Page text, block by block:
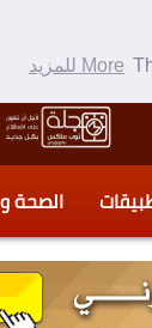
More للمزيد
الصحة